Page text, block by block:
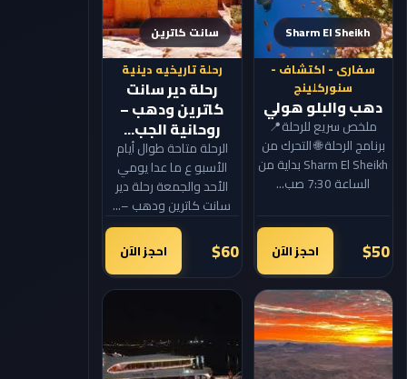
Sharm El Sheikh
سفارى - اكتشاف -
سنوركلينج
دهب والبلو هولي
ملخص سريع للرحلة📍
برنامج الرحلة 🌐 التحرك من
Sharm El Sheikh بداية من
الساعة 7:30 صب...
$50 احجز الآن
سانت كاترين
رحلة تاريخيه دينية
رحلة دير سانت
كاترين ودهب –
روحانية الجب...
الرحلة متاحة طوال أيام
الأسبو ع ما عدا يومي
الأحد والجمعة رحلة دير
سانت كاترين ودهب –...
$60 احجز الآن